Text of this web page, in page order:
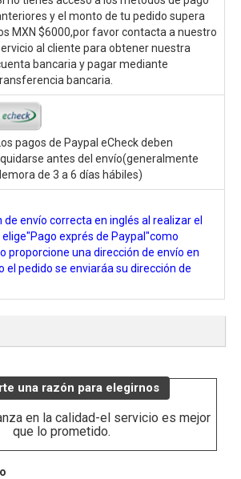
y el monto de tu pedido supera
MXN $6000,por favor contacta a nuestro
al cliente para obtener nuestra
bancaria y pagar mediante
bancaria.
Los pagos de Paypal eCheck deben
antes del envío(generalmente
de 3 a 6 días hábiles)
de envío correcta en inglés al realizar el
exprés de Paypal"como
proporcione una dirección de envío en
el pedido se enviaráa su dirección de
una razón para elegirnos
en la calidad-el servicio es mejor
que lo prometido.